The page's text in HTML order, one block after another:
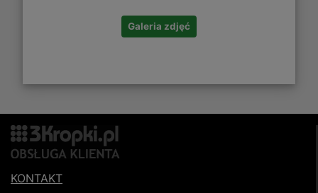
Galeria zdjęć
KONTAKT